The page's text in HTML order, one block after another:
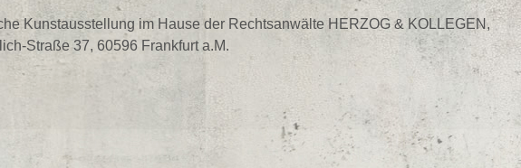
Kunstausstellung im Hause der Rechtsanwälte HERZOG & KOLLEGEN,
Straße 37, 60596 Frankfurt a.M.